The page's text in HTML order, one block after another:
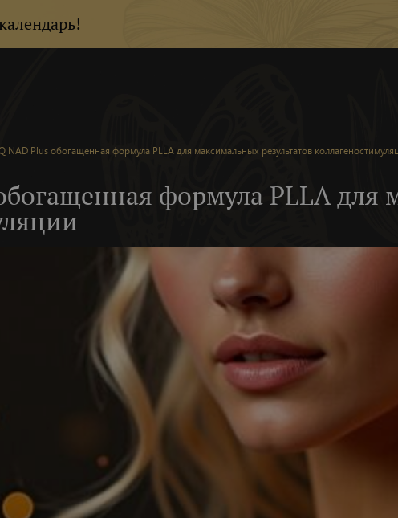
NAD Plus обогащенная формула PLLA для максимальных результатов
формула PLLA для